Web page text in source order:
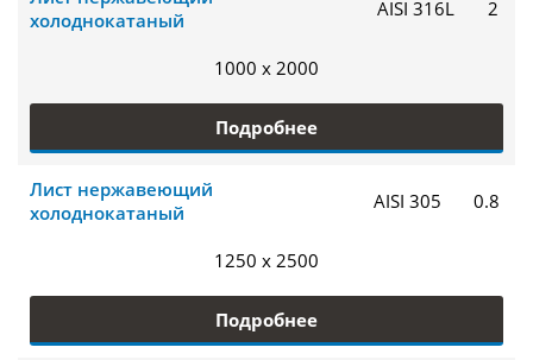
холоднокатаный
AISI 316L 2
1000 x 2000
Подробнее
Лист нержавеющий
холоднокатаный
AISI 305 0.8
1250 x 2500
Подробнее